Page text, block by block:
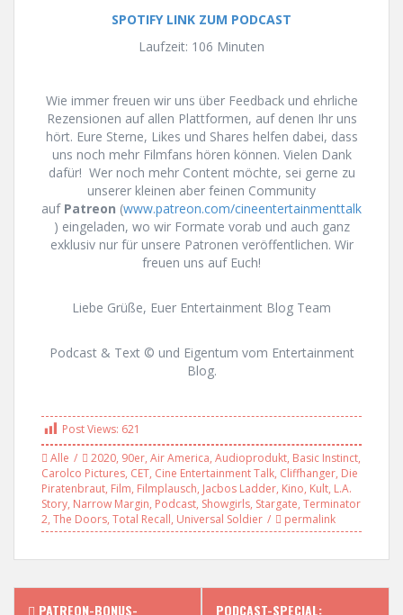
SPOTIFY LINK ZUM PODCAST
Laufzeit: 106 Minuten
Wie immer freuen wir uns über Feedback und ehrliche
Rezensionen auf allen Plattformen, auf denen Ihr uns
hört. Eure Sterne, Likes und Shares helfen dabei, dass
uns noch mehr Filmfans hören können. Vielen Dank
dafür! Wer noch mehr Content möchte, sei gerne zu
unserer kleinen aber feinen Community
auf Patreon (www.patreon.com/cineentertainmenttalk
) eingeladen, wo wir Formate vorab und auch ganz
exklusiv nur für unsere Patronen veröffentlichen. Wir
freuen uns auf Euch!
Liebe Grüße, Euer Entertainment Blog Team
Podcast & Text © und Eigentum vom Entertainment
Blog.
Post Views: 621
Alle
2020, 90er, Air America, Audioprodukt, Basic Instinct,
Carolco Pictures, CET, Cine Entertainment Talk, Cliffhanger, Die
Piratenbraut, Film, Filmplausch, Jacbos Ladder, Kino, Kult, L.A.
Story, Narrow Margin, Podcast, Showgirls, Stargate, Terminator
2, The Doors, Total Recall, Universal Soldier permalink
PATREON-BONUS- PODCAST-SPECIAL: